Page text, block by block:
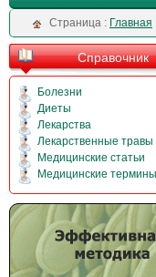
Cтраница : Главная
Справочник
Болезни
Диеты
Лекарства
Лекарственные травы
Медицинские статьи
Медицинские термины